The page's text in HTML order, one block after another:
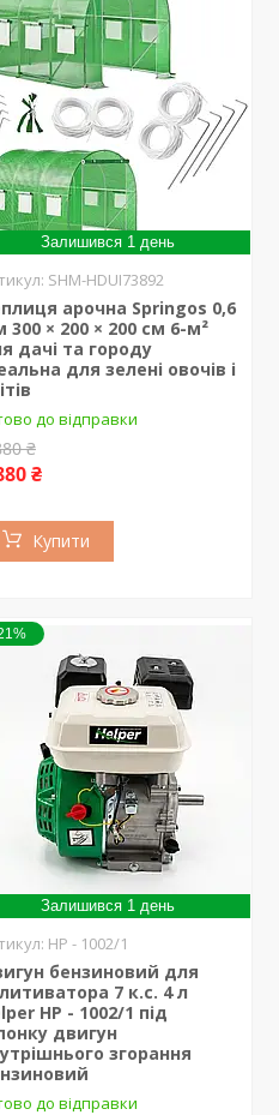
Залишився 1 день
SHM-HDUI73892
арочна Springos 0,6
300 × 200 × 200 см 6-м²
дачі та городу
для зелені овочів і
до відправки
₴
₴
Купити
Залишився 1 день
HP - 1002/1
бензиновий для
7 к.с. 4 л
HP - 1002/1 під
двигун
згорання
до відправки